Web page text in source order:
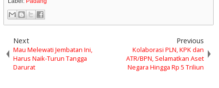
Next
Mau Melewati Jembatan Ini,
Harus Naik-Turun Tangga
Darurat
Previous
Kolaborasi PLN, KPK dan
ATR/BPN, Selamatkan Aset
Negara Hingga Rp 5 Triliun